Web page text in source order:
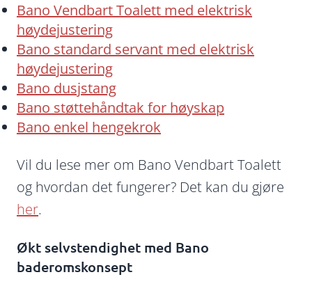
Bano Vendbart Toalett med elektrisk
høydejustering
Bano standard servant med elektrisk
høydejustering
Bano dusjstang
Bano støttehåndtak for høyskap
Bano enkel hengekrok
Vil du lese mer om Bano Vendbart Toalett
og hvordan det fungerer? Det kan du gjøre
her.
Økt selvstendighet med Bano
baderomskonsept